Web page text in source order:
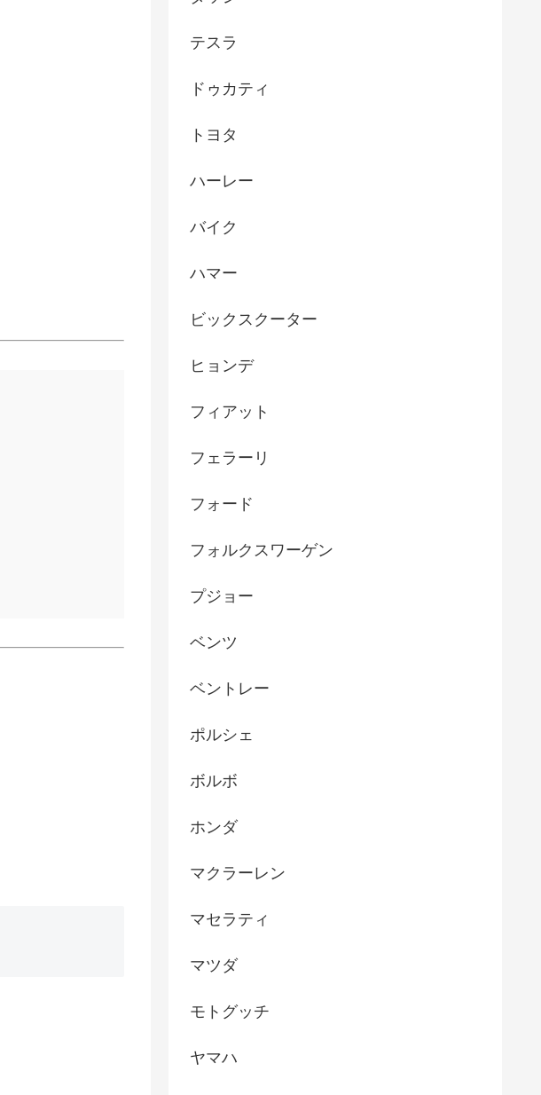
テスラ
ドゥカティ
トヨタ
ハーレー
バイク
ハマー
ビックスクーター
ヒョンデ
フィアット
フェラーリ
フォード
フォルクスワーゲン
プジョー
ベンツ
ベントレー
ポルシェ
ボルボ
ホンダ
マクラーレン
マセラティ
マツダ
モトグッチ
ヤマハ